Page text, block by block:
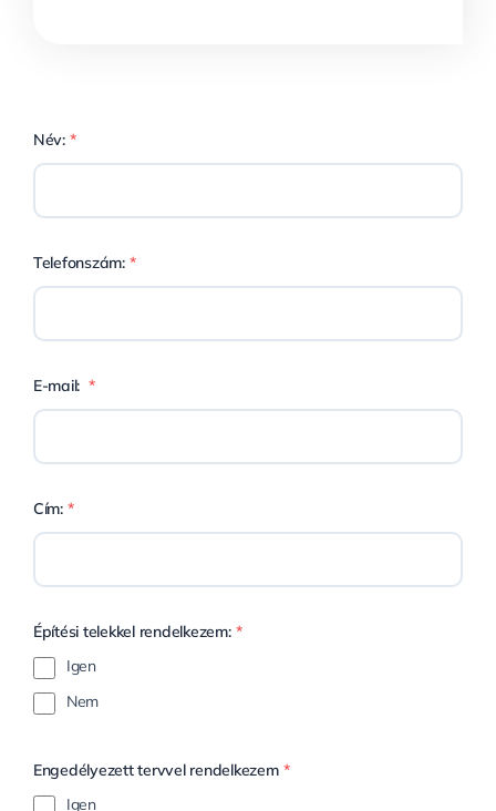
Név: *
Telefonszám: *
E-mail: *
Cím: *
Építési telekkel rendelkezem: *
Igen
Nem
Engedélyezett tervvel rendelkezem *
Igen